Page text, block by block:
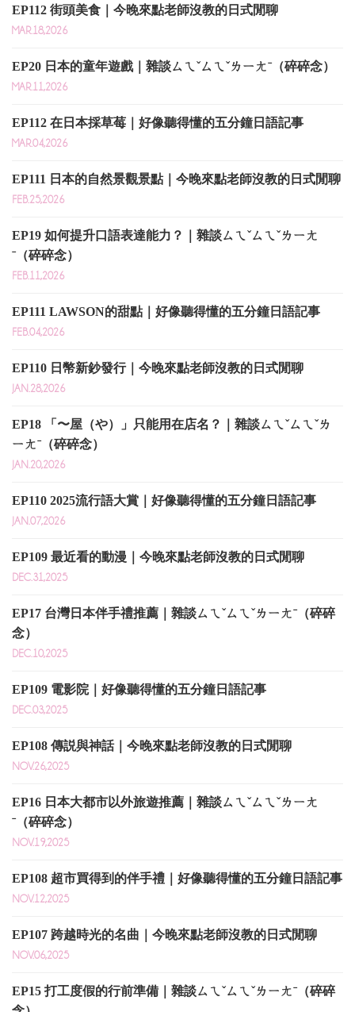
EP112 街頭美食｜今晚來點老師沒教的日式閒聊
MAR.18,2026
EP20 日本的童年遊戲｜雜談ㄙㄟˇㄙㄟˇㄌㄧㄤˉ（碎碎念）
MAR.11,2026
EP112 在日本採草莓｜好像聽得懂的五分鐘日語記事
MAR.04,2026
EP111 日本的自然景觀景點｜今晚來點老師沒教的日式閒聊
FEB.25,2026
EP19 如何提升口語表達能力？｜雜談ㄙㄟˇㄙㄟˇㄌㄧㄤ
ˉ（碎碎念）
FEB.11,2026
EP111 LAWSON的甜點｜好像聽得懂的五分鐘日語記事
FEB.04,2026
EP110 日幣新鈔發行｜今晚來點老師沒教的日式閒聊
JAN.28,2026
EP18 「〜屋（や）」只能用在店名？｜雜談ㄙㄟˇㄙㄟˇㄌ
ㄧㄤˉ（碎碎念）
JAN.20,2026
EP110 2025流行語大賞｜好像聽得懂的五分鐘日語記事
JAN.07,2026
EP109 最近看的動漫｜今晚來點老師沒教的日式閒聊
DEC.31,2025
EP17 台灣日本伴手禮推薦｜雜談ㄙㄟˇㄙㄟˇㄌㄧㄤˉ（碎碎
念）
DEC.10,2025
EP109 電影院｜好像聽得懂的五分鐘日語記事
DEC.03,2025
EP108 傳説與神話｜今晚來點老師沒教的日式閒聊
NOV.26,2025
EP16 日本大都市以外旅遊推薦｜雜談ㄙㄟˇㄙㄟˇㄌㄧㄤ
ˉ（碎碎念）
NOV.19,2025
EP108 超市買得到的伴手禮｜好像聽得懂的五分鐘日語記事
NOV.12,2025
EP107 跨越時光的名曲｜今晚來點老師沒教的日式閒聊
NOV.06,2025
EP15 打工度假的行前準備｜雜談ㄙㄟˇㄙㄟˇㄌㄧㄤˉ（碎碎